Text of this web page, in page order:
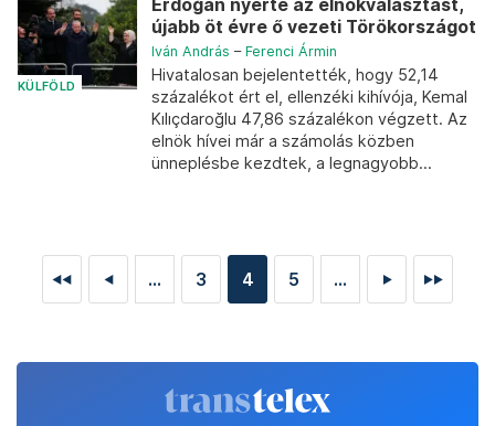
KÜLFÖLD
Erdoğan nyerte az elnökválasztást,
újabb öt évre ő vezeti Törökországot
Iván András – Ferenci Ármin
Hivatalosan bejelentették, hogy 52,14
százalékot ért el, ellenzéki kihívója, Kemal
Kılıçdaroğlu 47,86 százalékon végzett. Az
elnök hívei már a számolás közben
ünneplésbe kezdtek, a legnagyobb...
◄◄ ◄ ... 3 4 5 ... ► ►►